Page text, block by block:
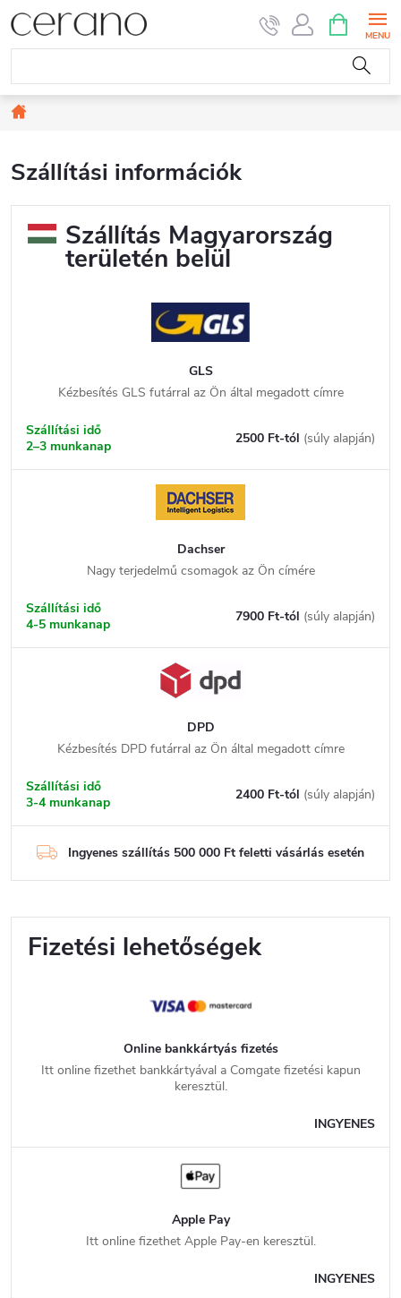
Ugrás
KOSÁR
Szállítási információk
Szállítás Magyarország
területén belül
GLS
Kézbesítés GLS futárral az Ön által megadott címre
Szállítási idő
2–3 munkanap
2500 Ft-tól (súly alapján)
Dachser
Nagy terjedelmű csomagok az Ön címére
Szállítási idő
4-5 munkanap
7900 Ft-tól (súly alapján)
DPD
Kézbesítés DPD futárral az Ön által megadott címre
Szállítási idő
3-4 munkanap
2400 Ft-tól (súly alapján)
Ingyenes szállítás 500 000 Ft feletti vásárlás esetén
Fizetési lehetőségek
Online bankkártyás fizetés
Itt online fizethet bankkártyával a Comgate fizetési kapun
keresztül.
INGYENES
Apple Pay
Itt online fizethet Apple Pay-en keresztül.
INGYENES